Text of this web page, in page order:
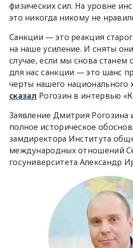
физических сил. На уровне
это никогда никому не
Санкции — это реакция
на наше усиление. И сняты
случае, если мы снова
для нас санкции — это шанс
черты нашего национального
сказал Рогозин в интервью
Заявление Дмитрия Рогозина
полное историческое
замдиректора Института
международных отношений
госуниверситета Александр